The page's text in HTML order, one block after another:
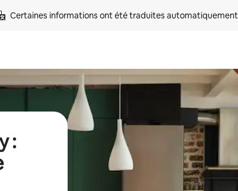
Certaines informations ont été traduites
: